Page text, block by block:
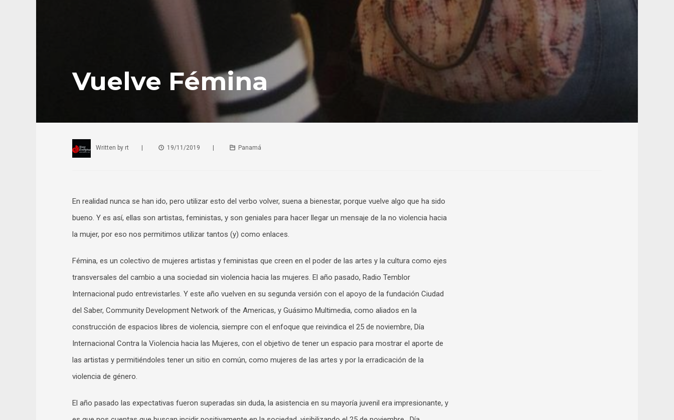
Vuelve Fémina
Written by rt | 19/11/2019 | Panamá
En realidad nunca se han ido, pero utilizar esto del verbo volver, suena a bienestar, porque vuelve algo que ha sido
bueno. Y es así, ellas son artistas, feministas, y son geniales para hacer llegar un mensaje de la no violencia hacia
la mujer, por eso nos permitimos utilizar tantos (y) como enlaces.
Fémina, es un colectivo de mujeres artistas y feministas que creen en el poder de las artes y la cultura como ejes
transversales del cambio a una sociedad sin violencia hacia las mujeres. El año pasado, Radio Temblor
Internacional pudo entrevistarles. Y este año vuelven en su segunda versión con el apoyo de la fundación Ciudad
del Saber, Community Development Network of the Americas, y Guásimo Multimedia, como aliados en la
construcción de espacios libres de violencia, siempre con el enfoque que reivindica el 25 de noviembre, Día
Internacional Contra la Violencia hacia las Mujeres, con el objetivo de tener un espacio para mostrar el aporte de
las artistas y permitiéndoles tener un sitio en común, como mujeres de las artes y por la erradicación de la
violencia de género.
El año pasado las expectativas fueron superadas sin duda, la asistencia en su mayoría juvenil era impresionante, y